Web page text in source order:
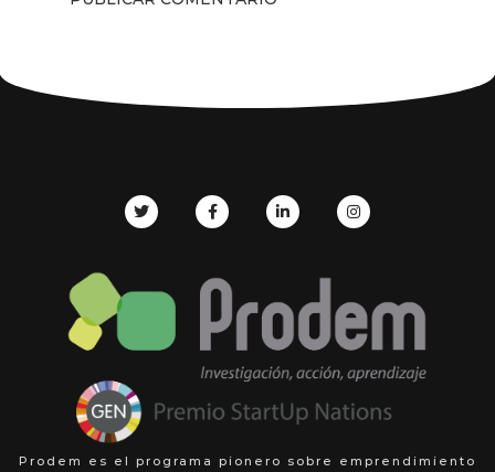
Prodem es el programa pionero sobre emprendimiento